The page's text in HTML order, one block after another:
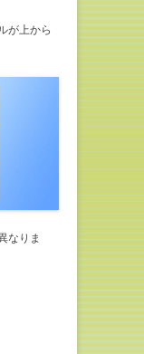
が上から
なりま